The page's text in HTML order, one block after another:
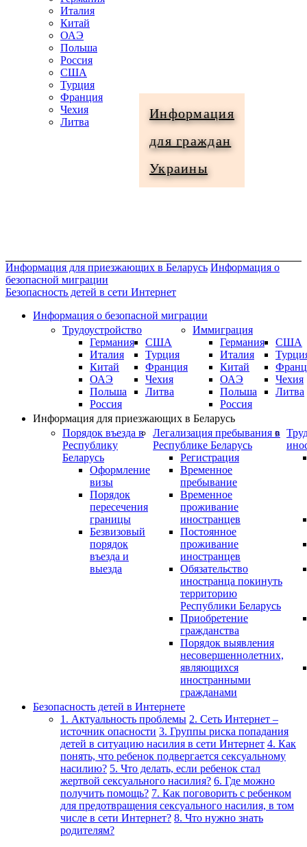
Италия
Китай
ОАЭ
Польша
Россия
США
Турция
Франция
Чехия
Литва
Информация
для граждан
Украины
Информация для приезжающих в Беларусь Информация о
безопасной миграции
Безопасность детей в сети Интернет
Информация о безопасной миграции
Трудоустройство
Германия
Италия
Китай
ОАЭ
Польша
Россия
США
Турция
Франция
Чехия
Литва
Иммиграция
Германия
Италия
Китай
ОАЭ
Польша
Россия
США
Чехия
Литва
Информация для приезжающих в Беларусь
Порядок въезда в
Республику
Беларусь
Оформление
визы
Порядок
пересечения
границы
Безвизовый
порядок
въезда и
выезда
Легализация пребывания в
Республике Беларусь
Регистрация
Временное
пребывание
Временное
проживание
иностранцев
Постоянное
проживание
иностранцев
Обязательство
иностранца покинуть
территорию
Республики Беларусь
Приобретение
гражданства
Порядок выявления
несовершеннолетних,
являющихся
иностранными
гражданами
Безопасность детей в Интернете
1. Актуальность проблемы 2. Сеть Интернет –
источник опасности 3. Группы риска попадания
детей в ситуацию насилия в сети Интернет 4. Как
понять, что ребенок подвергается сексуальному
насилию? 5. Что делать, если ребенок стал
жертвой сексуального насилия? 6. Где можно
получить помощь? 7. Как поговорить с ребенком
для предотвращения сексуального насилия, в том
числе в сети Интернет? 8. Что нужно знать
родителям?